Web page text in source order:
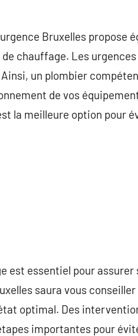
Bruxelles propose
chauffage. Les
un plombier
de vos
la meilleure option pour
est essentiel pour
saura vous
optimal. Des
importantes pour